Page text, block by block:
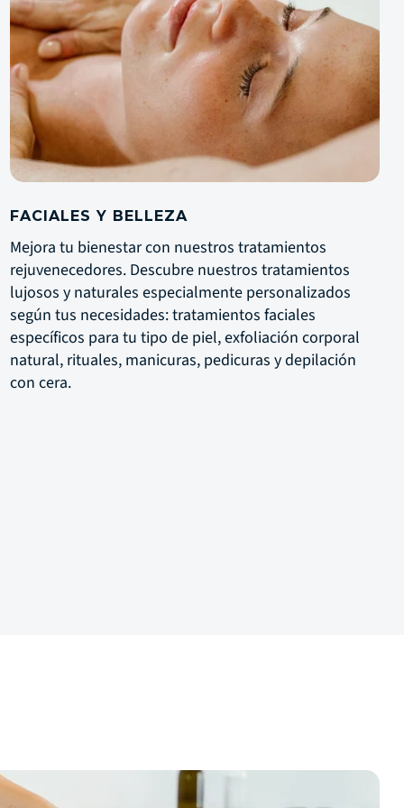
FACIALES Y BELLEZA
Mejora tu bienestar con nuestros tratamientos
rejuvenecedores. Descubre nuestros tratamientos
lujosos y naturales especialmente personalizados
según tus necesidades: tratamientos faciales
específicos para tu tipo de piel, exfoliación corporal
natural, rituales, manicuras, pedicuras y depilación
con cera.